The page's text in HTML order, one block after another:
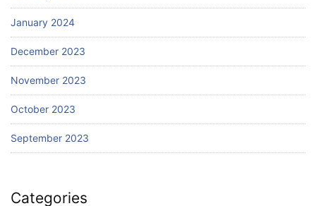
January 2024
December 2023
November 2023
October 2023
September 2023
Categories